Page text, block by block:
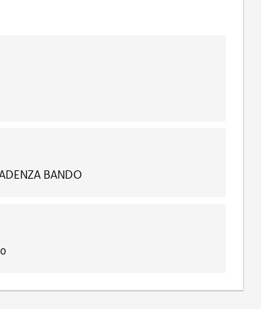
BANDO